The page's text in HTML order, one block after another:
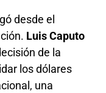
desde el
Luis Caputo
de la
los dólares
una